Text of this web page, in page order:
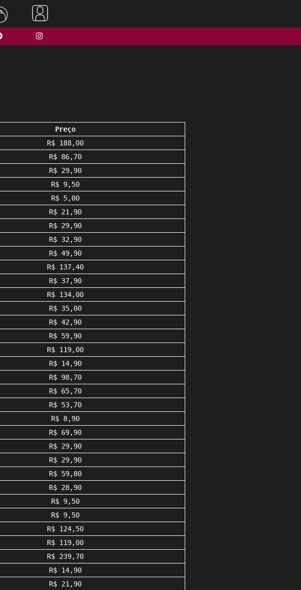
Preço
R$ 188,00
R$ 86,70
R$ 29,90
R$ 9,50
R$ 5,00
R$ 21,90
R$ 29,90
R$ 32,90
R$ 49,90
R$ 137,40
R$ 37,90
R$ 134,00
R$ 35,00
R$ 42,90
R$ 59,90
R$ 119,00
R$ 14,90
R$ 98,70
R$ 65,70
R$ 53,70
R$ 8,90
R$ 69,90
R$ 29,90
R$ 29,90
R$ 59,80
R$ 28,90
R$ 9,50
R$ 9,50
R$ 124,50
R$ 119,00
R$ 239,70
R$ 14,90
R$ 21,90